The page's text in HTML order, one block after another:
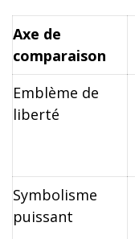
Axe de
comparaison
Emblème de
liberté
Symbolisme
puissant